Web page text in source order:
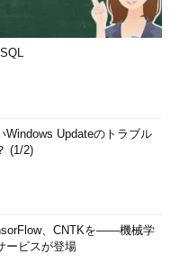
ウ
タ
グ
プ
Windows Updateのトラブル
(1/2)
、CNTKを――機械学
ービスが登場